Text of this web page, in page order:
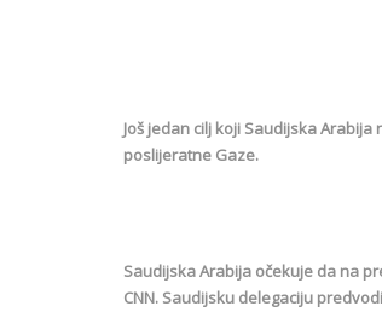
Još jedan cilj koji Saudijska
poslijeratne Gaze.
Saudijska Arabija očekuje da na
CNN. Saudijsku delegaciju